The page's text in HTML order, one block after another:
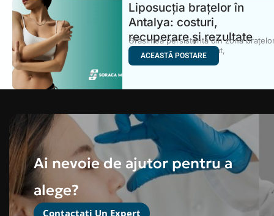
Liposucția brațelor în
Antalya: costuri,
recuperare și rezultate
Grăsimea persistentă din zona
poate fi dificil de eliminat,
ACEASTĂ POSTARE
Ai nevoie de ajutor pentru a
alege?
Contactați Un Expert